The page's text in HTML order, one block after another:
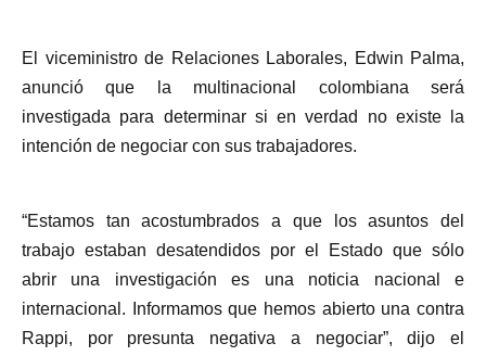
El viceministro de Relaciones Laborales, Edwin Palma,
anunció que la multinacional colombiana será
investigada para determinar si en verdad no existe la
intención de negociar con sus trabajadores.
“Estamos tan acostumbrados a que los asuntos del
trabajo estaban desatendidos por el Estado que sólo
abrir una investigación es una noticia nacional e
internacional. Informamos que hemos abierto una contra
Rappi, por presunta negativa a negociar”, dijo el